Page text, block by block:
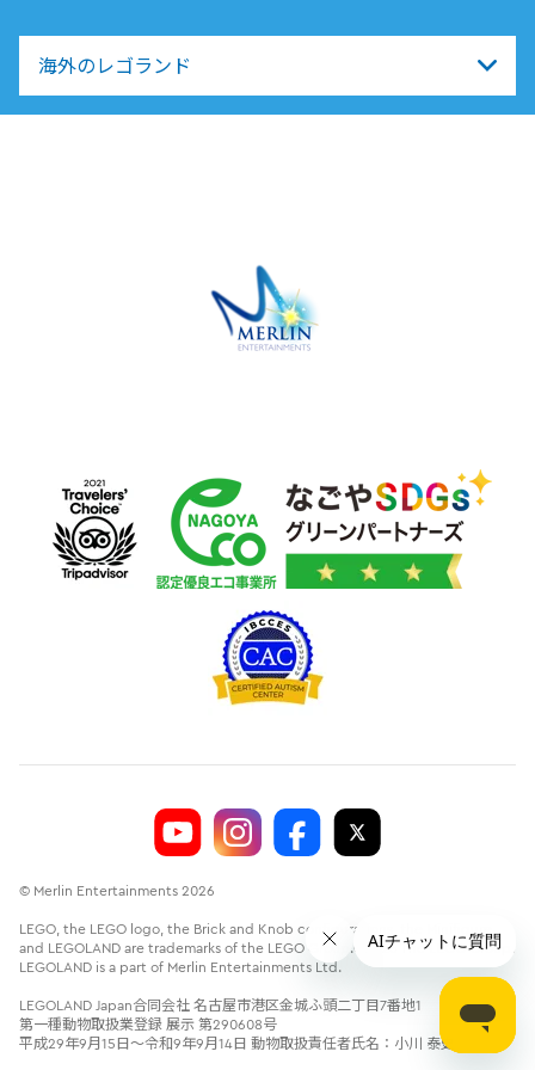
海外のレゴランド
© Merlin Entertainments 2026
LEGO, the LEGO logo, the Brick and Knob configurations, the Minifigure
and LEGOLAND are trademarks of the LEGO Group.©2026 The LEGO Group.
LEGOLAND is a part of Merlin Entertainments Ltd.
LEGOLAND Japan合同会社 名古屋市港区金城ふ頭二丁目7番地1
第一種動物取扱業登録 展示 第290608号
平成29年9月15日～令和9年9月14日 動物取扱責任者氏名：小川 泰史